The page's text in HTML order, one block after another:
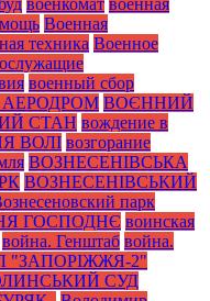
Военная
техника Военное
военный сбор
ВОЄННИЙ
СТАН вождение в
ВОЛІ возгорание
ВОЗНЕСЕНІВСЬКА
ВОЗНЕСЕНІВСЬКИЙ
парк
ГОСПОДНЄ воинская
война. Генштаб война.
"ЗАПОРІЖЖЯ-2"
СУД